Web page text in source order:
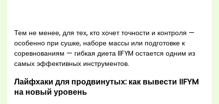
Тем не менее, для тех, кто хочет точности и контроля —
особенно при сушке, наборе массы или подготовке к
соревнованиям — гибкая диета IIFYM остается одним из
самых эффективных инструментов.
Лайфхаки для продвинутых: как вывести IIFYM
на новый уровень